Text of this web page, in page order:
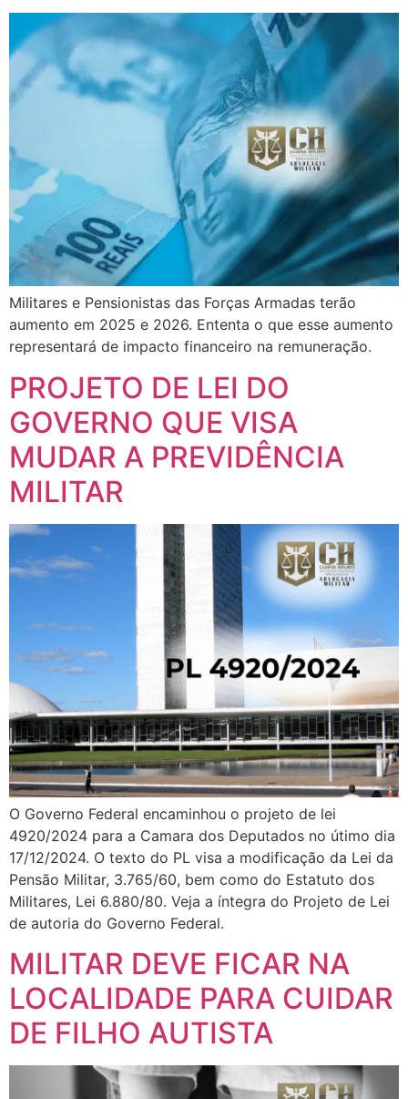
Militares e Pensionistas das Forças Armadas terão
aumento em 2025 e 2026. Ententa o que esse aumento
representará de impacto financeiro na remuneração.
PROJETO DE LEI DO
GOVERNO QUE VISA
MUDAR A PREVIDÊNCIA
MILITAR
O Governo Federal encaminhou o projeto de lei
4920/2024 para a Camara dos Deputados no útimo dia
17/12/2024. O texto do PL visa a modificação da Lei da
Pensão Militar, 3.765/60, bem como do Estatuto dos
Militares, Lei 6.880/80. Veja a íntegra do Projeto de Lei
de autoria do Governo Federal.
MILITAR DEVE FICAR NA
LOCALIDADE PARA CUIDAR
DE FILHO AUTISTA